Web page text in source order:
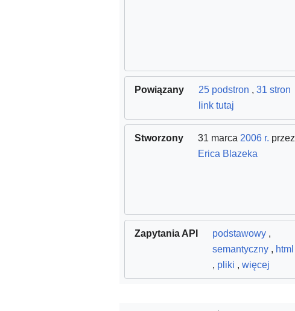
Powiązany 25 podstron , 31 stron
link tutaj
Stworzony 31 marca 2006 r. przez
Erica Blazeka
Zapytania API podstawowy ,
semantyczny , html
, pliki , więcej